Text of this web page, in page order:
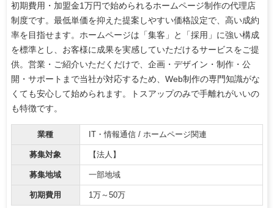
初期費用・加盟金1万円で始められるホームページ制作の代理店
制度です。最低単価を抑えた提案しやすい価格設定で、高い成約
率を目指せます。ホームページは「集客」と「採用」に強い構成
を標準とし、お客様に成果を実感していただけるサービスをご提
供。営業・ご紹介いただくだけで、企画・デザイン・制作・公
開・サポートまで当社が対応するため、Web制作の専門知識がな
くても安心して始められます。トスアップのみで手離れがいいの
も特徴です。
業種 IT・情報通信 / ホームページ関連
募集対象 【法人】
募集地域 一部地域
初期費用 1万～50万